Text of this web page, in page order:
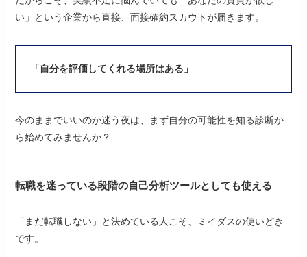
い」という企業から直接、面接確約スカウトが届きます。
「自分を評価してくれる場所はある」
今のままでいいのか迷う夜は、まず自分の可能性を知る診断か
ら始めてみませんか？
転職を迷っている段階の自己分析ツールとしても使える
「まだ転職しない」と決めている人こそ、ミイダスの使いどき
です。